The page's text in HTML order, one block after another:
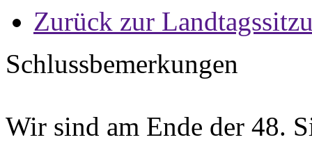
Zurück zur
Schlussbemerkungen
Wir sind am Ende der 48.